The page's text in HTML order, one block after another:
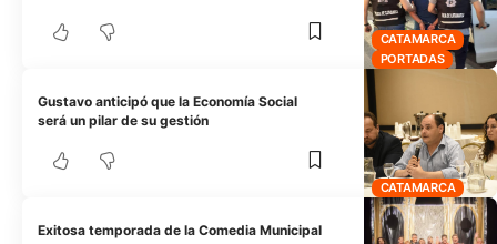
CATAMARCA
PORTADAS
CATAMARCA
Gustavo anticipó que la Economía Social
será un pilar de su gestión
Exitosa temporada de la Comedia Municipal